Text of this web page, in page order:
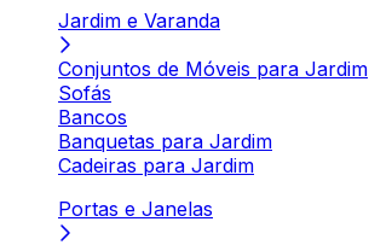
Jardim e Varanda
Conjuntos de Móveis para Jardim
Sofás
Bancos
Banquetas para Jardim
Cadeiras para Jardim
Portas e Janelas